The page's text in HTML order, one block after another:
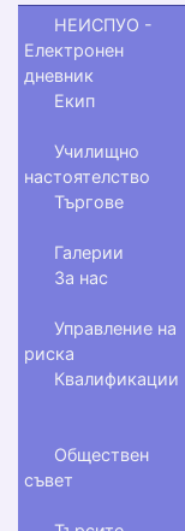
НЕИСПУО -
Електронен
дневник
Екип
Училищно
настоятелство
Търгове
Галерии
За нас
Управление на
риска
Квалификации
Обществен
съвет